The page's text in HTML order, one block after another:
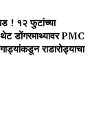
! १२ फुटांच्या
डोंगरमाथ्यावर PMC
राडारोड्याचा